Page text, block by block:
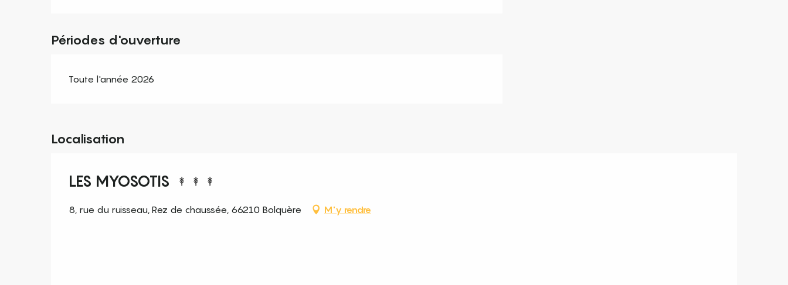
Périodes d'ouverture
Toute l'année 2026
Localisation
LES MYOSOTIS
8, rue du ruisseau, Rez de chaussée, 66210 Bolquère M'y rendre